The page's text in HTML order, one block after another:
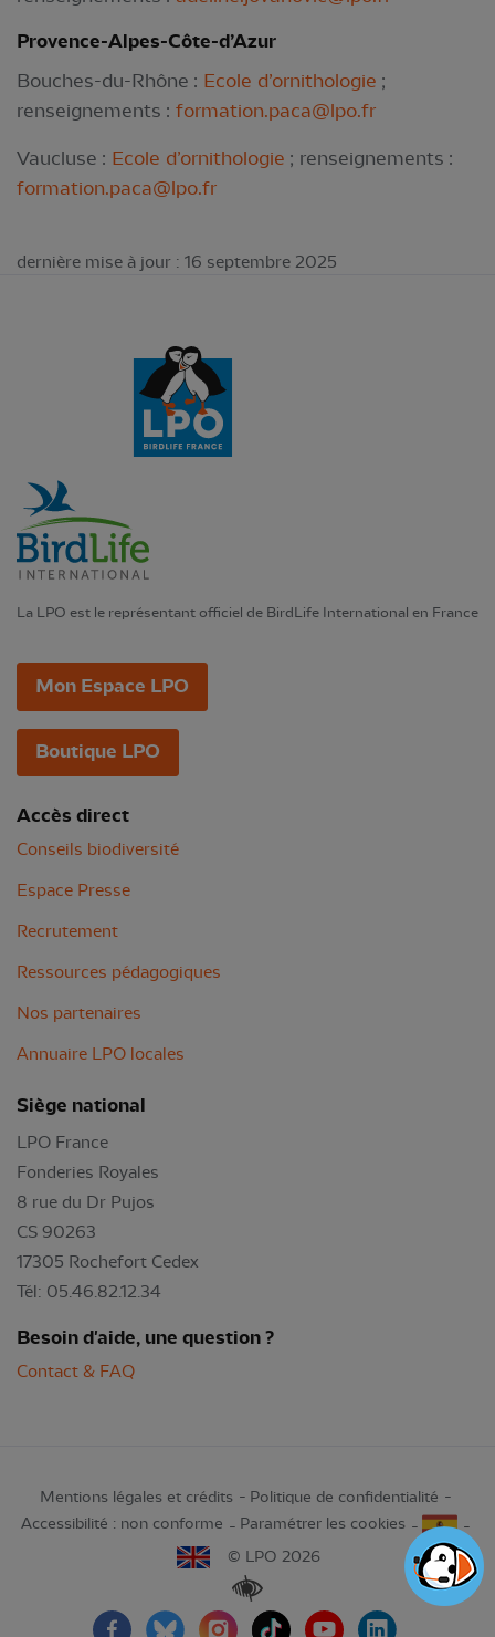
Provence-Alpes-Côte-d’Azur
Bouches-du-Rhône : Ecole d’ornithologie ;
renseignements : formation.paca@lpo.fr
Vaucluse : Ecole d’ornithologie ; renseignements :
formation.paca@lpo.fr
dernière mise à jour : 16 septembre 2025
La LPO est le représentant officiel de BirdLife International en France
Mon Espace LPO
Boutique LPO
Accès direct
Conseils biodiversité
Espace Presse
Recrutement
Ressources pédagogiques
Nos partenaires
Annuaire LPO locales
Siège national
LPO France
Fonderies Royales
8 rue du Dr Pujos
CS 90263
17305 Rochefort Cedex
Tél: 05.46.82.12.34
Besoin d'aide, une question ?
Contact & FAQ
Mentions légales et crédits
Politique de confidentialité
Accessibilité : non conforme
Paramétrer les cookies
© LPO 2026
Renforcer les contrastes